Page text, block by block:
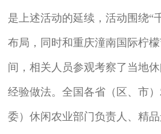
是上述活动的延续，活动围绕“
布局，同时和重庆潼南国际柠
间，相关人员参观考察了当地
经验做法。全国各省（区、市）
委）休闲农业部门负责人、精